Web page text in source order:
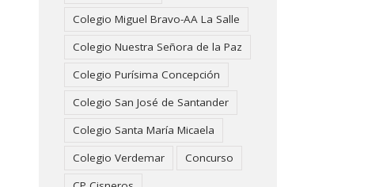
Colegio Miguel Bravo-AA La Salle
Colegio Nuestra Señora de la Paz
Colegio Purísima Concepción
Colegio San José de Santander
Colegio Santa María Micaela
Colegio Verdemar
Concurso